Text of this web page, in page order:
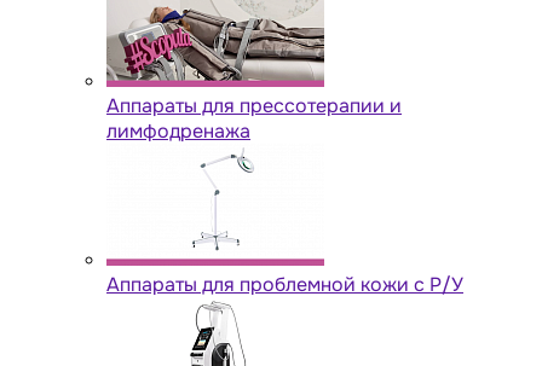
Аппараты для прессотерапии и
лимфодренажа
Аппараты для проблемной кожи с Р/У